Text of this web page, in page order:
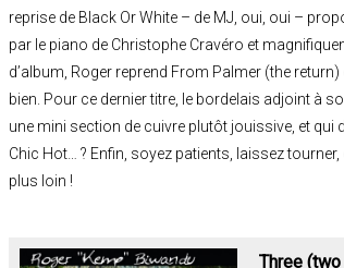
reprise de Black Or White – de MJ, oui, oui –
par le piano de Christophe Cravéro et
d’album, Roger reprend From Palmer (the
bien. Pour ce dernier titre, le bordelais adjoint à
une mini section de cuivre plutôt jouissive, et qui
Chic Hot… ? Enfin, soyez patients, laissez
plus loin !
Three